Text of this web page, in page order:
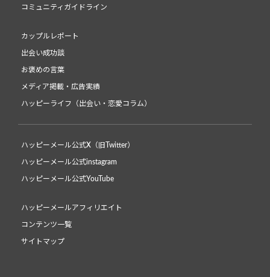
コミュニティガイドライン
カップルレポート
出会い成功談
お褒めの言葉
メディア掲載・広告実績
ハッピーライフ（出会い・恋愛コラム）
ハッピーメール公式X（旧Twitter）
ハッピーメール公式instagram
ハッピーメール公式YouTube
ハッピーメールアフィリエイト
コンテンツ一覧
サイトマップ